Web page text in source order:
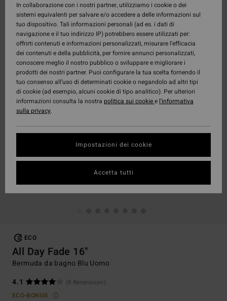
ECO
All Day Fade 16"
Bermuda da bagno Blu Uomo
4.1
(8 Recensioni)
ECO-BONUS
In collaborazione con i nostri partner, utilizziamo i cookie o dei
sistemi equivalenti per salvare e/o accedere a delle informazioni sul
tuo dispositivo. Tali informazioni personali (ad es. i dati di
navigazione e il tuo indirizzo IP) potrebbero essere utilizzati per:
offrirti contenuti e informazioni personalizzati, misurare l’efficacia
dei contenuti e della pubblicità, per fornire annunci personalizzati,
conoscere meglio il nostro pubblico o sviluppare e migliorare i
prodotti dei nostri partner. Puoi configurare la tua scelta fornendo il
tuo consenso all’uso di determinati cookie o negandolo ad altri tipi
di cookie (ad esempio, alcuni cookie di tipo analitico). Per ulteriori
informazioni consulta la nostra politica sui cookiee l'informativa
sulla privacy.
Impostazioni dei cookie
Accetta tutti